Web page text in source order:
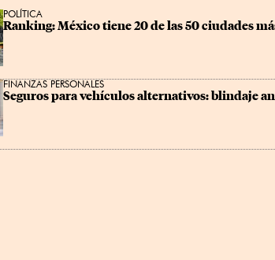
POLÍTICA
Ranking: México tiene 20 de las 50 ciudades
FINANZAS PERSONALES
Seguros para vehículos alternativos: blindaje